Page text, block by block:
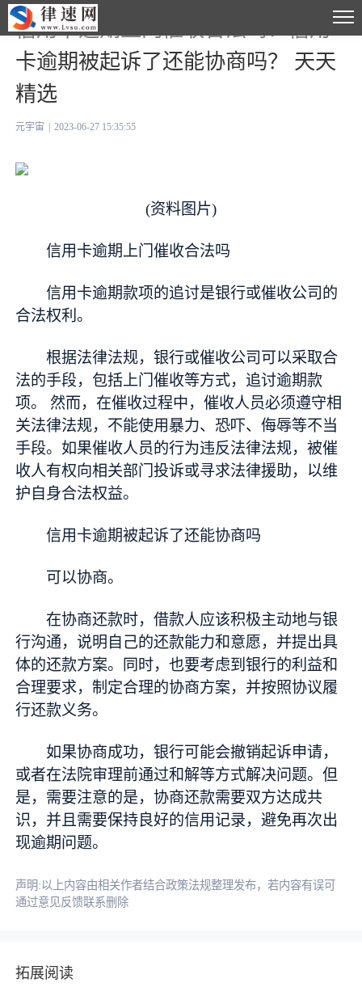
信用卡逾期上门催收合法吗？信用
卡逾期被起诉了还能协商吗？ 天天
精选
元宇宙 2023-06-27 15:35:55
(资料图片)
信用卡逾期上门催收合法吗
信用卡逾期款项的追讨是银行或催收公司的
合法权利。
根据法律法规，银行或催收公司可以采取合
法的手段，包括上门催收等方式，追讨逾期款
项。 然而，在催收过程中，催收人员必须遵守相
关法律法规，不能使用暴力、恐吓、侮辱等不当
手段。如果催收人员的行为违反法律法规，被催
收人有权向相关部门投诉或寻求法律援助，以维
护自身合法权益。
信用卡逾期被起诉了还能协商吗
可以协商。
在协商还款时，借款人应该积极主动地与银
行沟通，说明自己的还款能力和意愿，并提出具
体的还款方案。同时，也要考虑到银行的利益和
合理要求，制定合理的协商方案，并按照协议履
行还款义务。
如果协商成功，银行可能会撤销起诉申请，
或者在法院审理前通过和解等方式解决问题。但
是，需要注意的是，协商还款需要双方达成共
识，并且需要保持良好的信用记录，避免再次出
现逾期问题。
声明:以上内容由相关作者结合政策法规整理发布，若内容有误可
通过意见反馈联系删除
拓展阅读